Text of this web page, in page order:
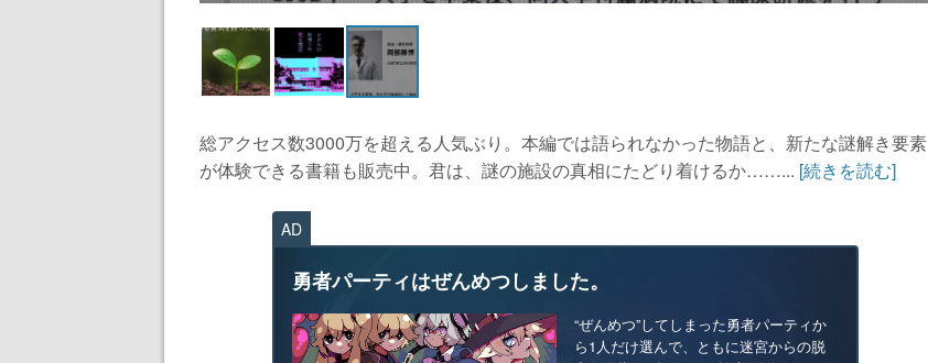
総アクセス数3000万を超える人気ぶり。本編では語られなかった物語と、新たな謎解き要素
が体験できる書籍も販売中。君は、謎の施設の真相にたどり着けるか……... [続きを読む]
AD
勇者パーティはぜんめつしました。
“ぜんめつ”してしまった勇者パーティか
ら1人だけ選んで、ともに迷宮からの脱